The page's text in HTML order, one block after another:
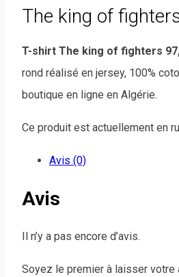
The king of
T-shirt The king of fighters 97
rond réalisé en jersey, 100%
boutique en ligne en Algérie.
Ce produit est actuellement en
Avis (0)
Avis
Il n’y a pas encore d’avis.
Soyez le premier à laisser votre